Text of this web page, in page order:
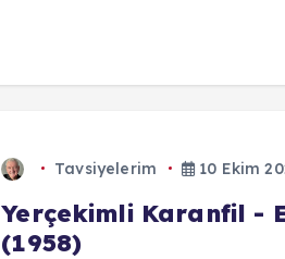
Tavsiyelerim 10 Ekim
Yerçekimli Karanfil -
(1958)